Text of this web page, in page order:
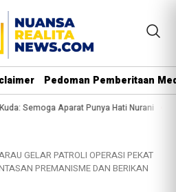
Pedoman Pemberitaan
Punya Hati Nurani Massa Reuni
GELAR PATROLI OPERASI PEKAT
PREMANISME DAN BERIKAN